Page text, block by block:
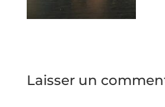
Laisser un